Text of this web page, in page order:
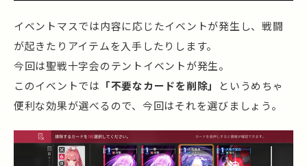
イベントマスでは内容に応じたイベントが発生し、戦闘
が起きたりアイテムを入手したりします。
今回は聖戦十字会のテントイベントが発生。
このイベントでは 「不要なカードを削除」
というめちゃ
便利な効果が選べるので、今回はそれを選びましょう。